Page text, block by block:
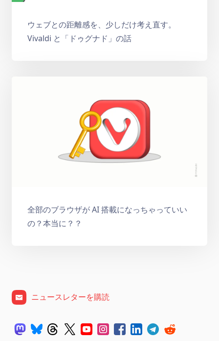
ウェブとの距離感を、少しだけ考え直す。
Vivaldi と「ドゥグナド」の話
全部のブラウザが AI 搭載になっちゃっていい
の？本当に？？
ニュースレターを購読